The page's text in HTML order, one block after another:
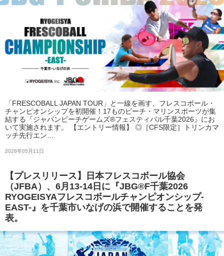
「FRESCOBALL JAPAN TOUR」と一線を画す、フレスコボール・
チャンピオンシップを初開催！17ものビーチ・マリンスポーツが集
結する『ジャパンビーチゲームズ®フェスティバル千葉2026』にお
いて実施されます。 【エントリー情報】 ◎［CFS限定］トリンカマ
ッチ先行エン…
2026年05月11日
【プレスリリース】日本フレスコボール協会
（JFBA）、6月13-14日に『JBG®F千葉2026
RYOGEISYAフレスコボールチャンピオンシップ-
EAST-』を千葉市いなげの浜で開催することを発
表。